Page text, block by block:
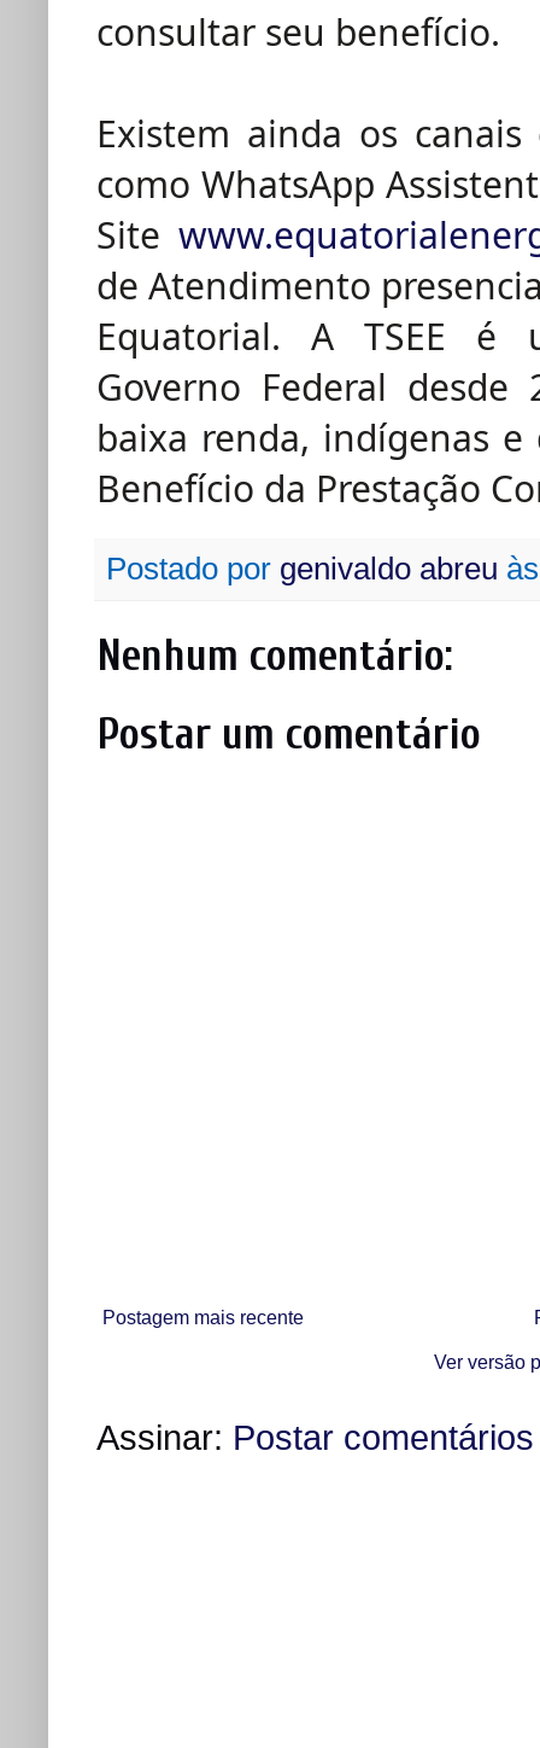
consultar seu benefício.
Existem ainda os
como WhatsApp
Site
de Atendimento
Equatorial. A TSEE é
Governo Federal
baixa renda, indígenas
Benefício da Prestação
Postado por genivaldo abreu
Nenhum comentário:
Postar um comentário
Postagem mais recente
Ver versão
Assinar: Postar